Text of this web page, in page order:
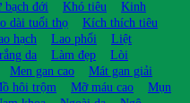
đới Khó tiêu
Kinh
dài tuổi thọ
Kích thích tiêu
hạch Lao phổi
Liệt
da Làm đẹp
Lòi
Men gan cao
Mát gan giải
hôi trộm Mỡ máu cao
Mụn